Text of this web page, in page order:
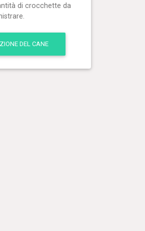
di crocchette da
DEL CANE